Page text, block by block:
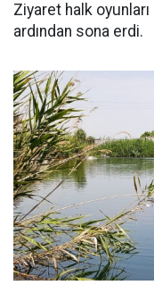
Ziyaret halk
ardından sona erdi.